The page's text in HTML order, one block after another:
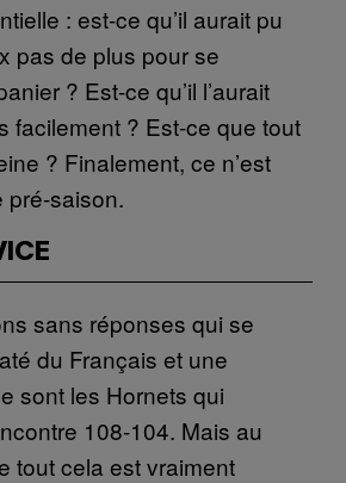
: est-ce qu’il aurait pu
pas de plus pour se
? Est-ce qu’il l’aurait
facilement ? Est-ce que tout
? Finalement, ce n’est
pré-saison.
sans réponses qui se
du Français et une
sont les Hornets qui
108-104. Mais au
tout cela est vraiment